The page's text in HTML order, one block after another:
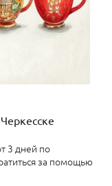
3 дней по
за помощью